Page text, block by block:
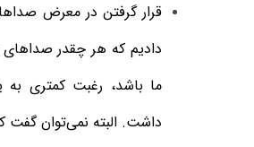
قرار گرفتن در معرض
دادیم که هر چقدر صداهای
ما باشد، رغبت کمتری به
داشت. البته نمی‌توان